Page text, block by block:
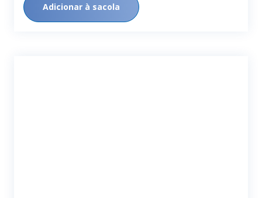
Adicionar à sacola